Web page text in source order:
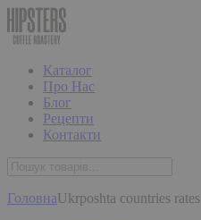
Каталог
Про Нас
Блог
Рецепти
Контакти
ГоловнаUkrposhta countries rates